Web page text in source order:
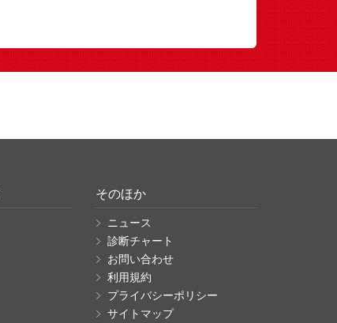
そのほか
ニュース
診断チャート
お問い合わせ
利用規約
プライバシーポリシー
サイトマップ